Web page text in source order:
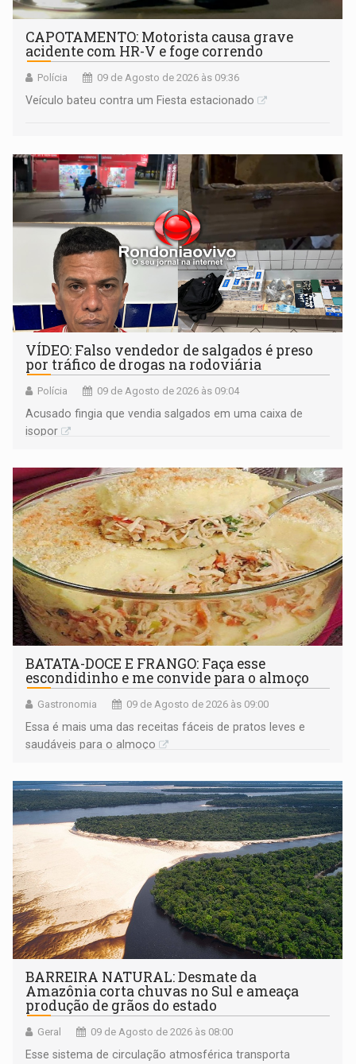
CAPOTAMENTO: Motorista causa grave
acidente com HR-V e foge correndo
Polícia 09 de Agosto de 2026 às 09:36
Veículo bateu contra um Fiesta estacionado
VÍDEO: Falso vendedor de salgados é preso
por tráfico de drogas na rodoviária
Polícia 09 de Agosto de 2026 às 09:04
Acusado fingia que vendia salgados em uma caixa de
isopor
BATATA-DOCE E FRANGO: Faça esse
escondidinho e me convide para o almoço
Gastronomia 09 de Agosto de 2026 às 09:00
Essa é mais uma das receitas fáceis de pratos leves e
saudáveis para o almoço
BARREIRA NATURAL: Desmate da
Amazônia corta chuvas no Sul e ameaça
produção de grãos do estado
Geral 09 de Agosto de 2026 às 08:00
Esse sistema de circulação atmosférica transporta